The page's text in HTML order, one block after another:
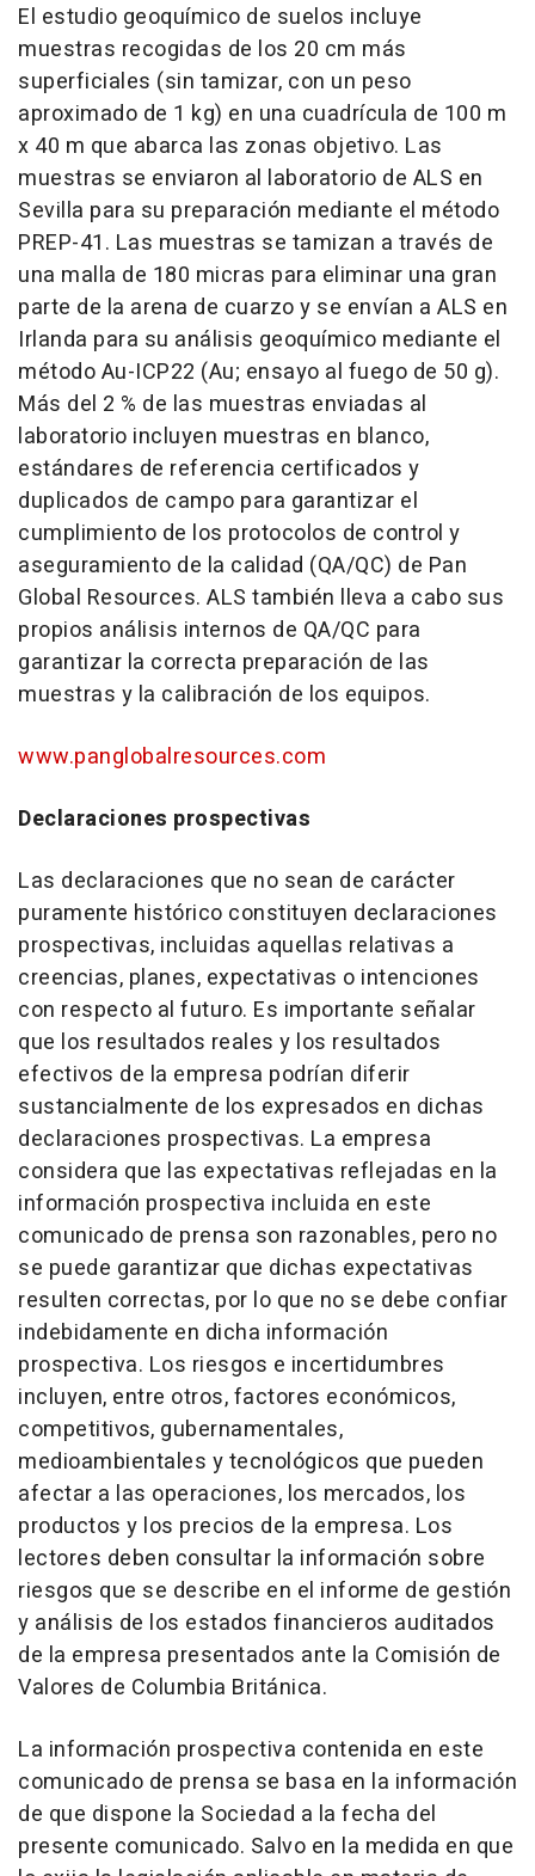
El estudio geoquímico de suelos incluye
muestras recogidas de los 20 cm más
superficiales (sin tamizar, con un peso
aproximado de 1 kg) en una cuadrícula de 100 m
x 40 m que abarca las zonas objetivo. Las
muestras se enviaron al laboratorio de ALS en
Sevilla para su preparación mediante el método
PREP-41. Las muestras se tamizan a través de
una malla de 180 micras para eliminar una gran
parte de la arena de cuarzo y se envían a ALS en
Irlanda para su análisis geoquímico mediante el
método Au-ICP22 (Au; ensayo al fuego de 50 g).
Más del 2 % de las muestras enviadas al
laboratorio incluyen muestras en blanco,
estándares de referencia certificados y
duplicados de campo para garantizar el
cumplimiento de los protocolos de control y
aseguramiento de la calidad (QA/QC) de Pan
Global Resources. ALS también lleva a cabo sus
propios análisis internos de QA/QC para
garantizar la correcta preparación de las
muestras y la calibración de los equipos.
www.panglobalresources.com
Declaraciones prospectivas
Las declaraciones que no sean de carácter
puramente histórico constituyen declaraciones
prospectivas, incluidas aquellas relativas a
creencias, planes, expectativas o intenciones
con respecto al futuro. Es importante señalar
que los resultados reales y los resultados
efectivos de la empresa podrían diferir
sustancialmente de los expresados en dichas
declaraciones prospectivas. La empresa
considera que las expectativas reflejadas en la
información prospectiva incluida en este
comunicado de prensa son razonables, pero no
se puede garantizar que dichas expectativas
resulten correctas, por lo que no se debe confiar
indebidamente en dicha información
prospectiva. Los riesgos e incertidumbres
incluyen, entre otros, factores económicos,
competitivos, gubernamentales,
medioambientales y tecnológicos que pueden
afectar a las operaciones, los mercados, los
productos y los precios de la empresa. Los
lectores deben consultar la información sobre
riesgos que se describe en el informe de gestión
y análisis de los estados financieros auditados
de la empresa presentados ante la Comisión de
Valores de Columbia Británica.
La información prospectiva contenida en este
comunicado de prensa se basa en la información
de que dispone la Sociedad a la fecha del
presente comunicado. Salvo en la medida en que